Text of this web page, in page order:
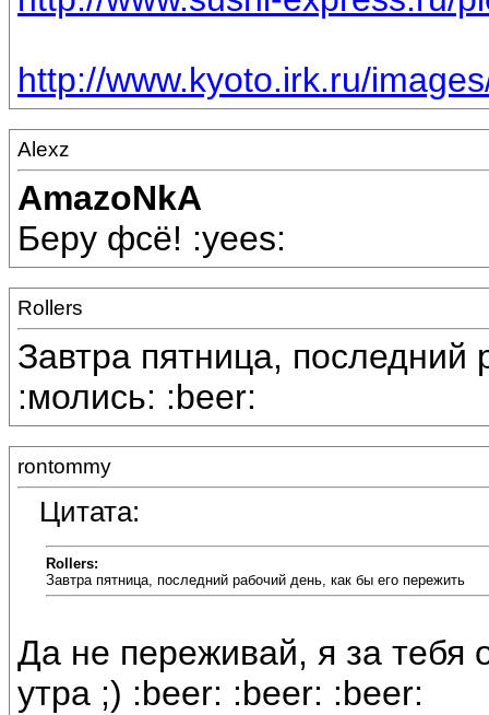
http://www.kyoto.irk.ru/
Alexz
AmazoNkA
Беру фсё! :yees:
Rollers
Завтра пятница, последний
:молись: :beer:
rontommy
Цитата:
Rollers:
Завтра пятница, последний рабочий день, как бы его пережить
Да не переживай, я за тебя
утра ;) :beer: :beer: :beer: